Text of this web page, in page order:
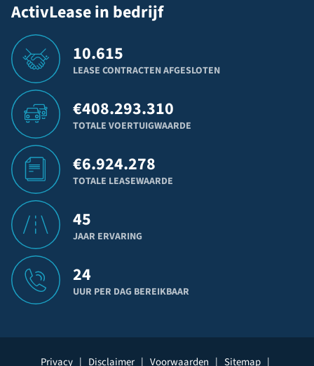
ActivLease in bedrijf
10.615
LEASE CONTRACTEN AFGESLOTEN
€408.293.310
TOTALE VOERTUIGWAARDE
€6.924.278
TOTALE LEASEWAARDE
45
JAAR ERVARING
24
UUR PER DAG BEREIKBAAR
Privacy | Disclaimer | Voorwaarden | Sitemap |